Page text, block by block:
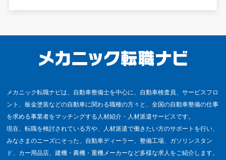
メカニック転職ナビは、自動車整備士を中心に、自動車検査員、サービスフロ
ント、板金塗装などの自動車に関わる職種の方々と、全国の自動車整備の仕事
を求める事業者をマッチングする人材紹介・人材派遣サービスです。
現在、転職を検討されている方や、人材派遣で働きたい方のサポートを行い、
みなさまのニーズにそった、自動車ディーラー、整備工場、ガソリンスタン
ド、カー用品店、建機・農機・重機メーカーなど多様な求人をご紹介します。